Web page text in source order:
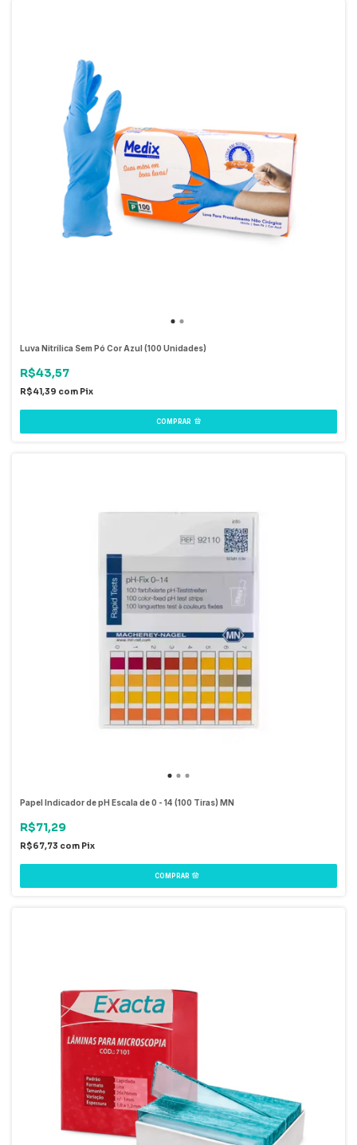
Luva Nitrílica Sem Pó Cor Azul (100 Unidades)
R$43,57
R$41,39 com Pix
COMPRAR
Papel Indicador de pH Escala de 0 - 14 (100 Tiras) MN
R$71,29
R$67,73 com Pix